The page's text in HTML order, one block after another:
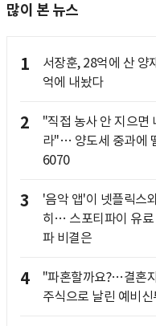
많이 본 뉴스
1
서장훈, 28억에 산 양
억에 내놨다
2
"직접 농사 안 지으면
라"… 양도세 중과에
6070
3
'음악 앱'이 넷플릭스
히… 스포티파이 유료
파 비결은
4
"파혼할까요?…결혼
주식으로 날린 예비신